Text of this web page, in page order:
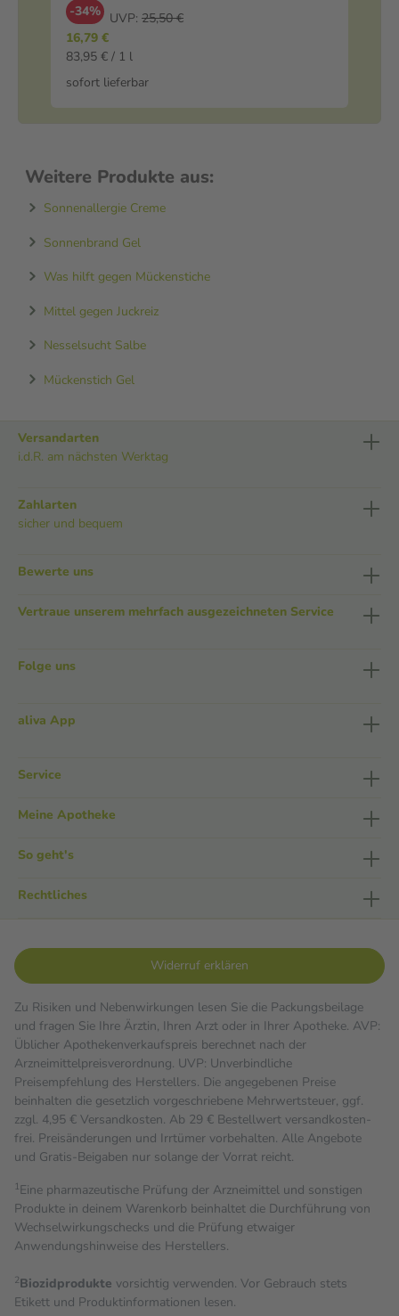
-34% UVP: 25,50 €
16,79 €
83,95 € / 1 l
sofort lieferbar
Weitere Produkte aus:
Sonnenallergie Creme
Sonnenbrand Gel
Was hilft gegen Mückenstiche
Mittel gegen Juckreiz
Nesselsucht Salbe
Mückenstich Gel
Versandarten
i.d.R. am nächsten Werktag
Zahlarten
sicher und bequem
Bewerte uns
Vertraue unserem mehrfach ausgezeichneten Service
Folge uns
aliva App
Service
Meine Apotheke
So geht's
Rechtliches
Widerruf erklären
Zu Risiken und Nebenwirkungen lesen Sie die Packungsbeilage
und fragen Sie Ihre Ärztin, Ihren Arzt oder in Ihrer Apotheke. AVP:
Üblicher Apothekenverkaufspreis berechnet nach der
Arzneimittelpreisverordnung. UVP: Unverbindliche
Preisempfehlung des Herstellers. Die angegebenen Preise
beinhalten die gesetzlich vorgeschriebene Mehrwertsteuer, ggf.
zzgl. 4,95 € Versandkosten. Ab 29 € Bestell­wert versand­kosten­
frei. Preisänderungen und Irrtümer vorbehalten. Alle Angebote
und Gratis-Beigaben nur solange der Vorrat reicht.
1Eine pharmazeutische Prüfung der Arzneimittel und sonstigen
Produkte in deinem Warenkorb beinhaltet die Durchführung von
Wechselwirkungschecks und die Prüfung etwaiger
Anwendungshinweise des Herstellers.
2Biozidprodukte vorsichtig verwenden. Vor Gebrauch stets
Etikett und Produktinformationen lesen.